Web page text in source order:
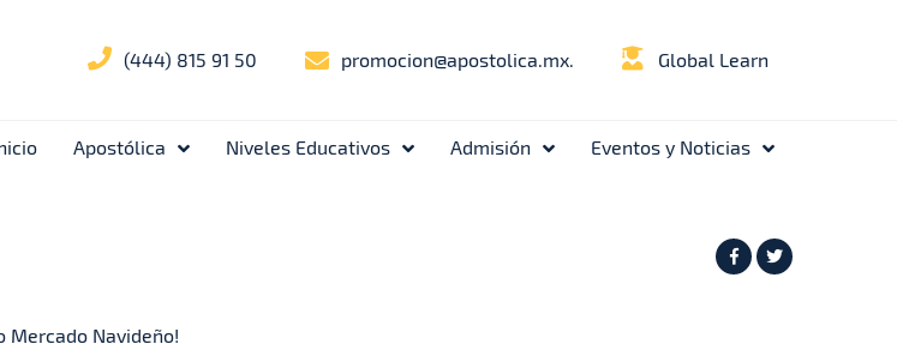
Global Learn
promocion@apostolica.mx.
(444) 815 91 50
Apostólica Niveles Educativos Admisión Eventos y Noticias
Mercado Navideño!